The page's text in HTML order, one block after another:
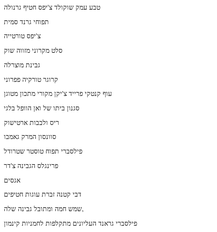
טבע עמק שוקולד צ'יפס חטיף גרנולה
תפוחי גרנד סמית
צ'יפס טורטייה
סלט מקרוני מזווה שוק
גבינת מוצרלה
קרוגר טורקיה פפרוני
עוף קנטקי פרייד צ'יקן מקורי מתכון מטוגן
סגנון ביתו של ואן הוופל בלגי
ריס ולבבות ארטישוק
סוונסון המרק גאמבו
פילסברי תפוח טוסטר שטרודל
פרינגלס הגבינה צ'דר
אגסים
דבי קטנה זברת עוגות חטיפים
שמש חמה ומתובל גבינה שלה,
פילסברי גראנד העליונים מתקלפות לחמניות קינמון